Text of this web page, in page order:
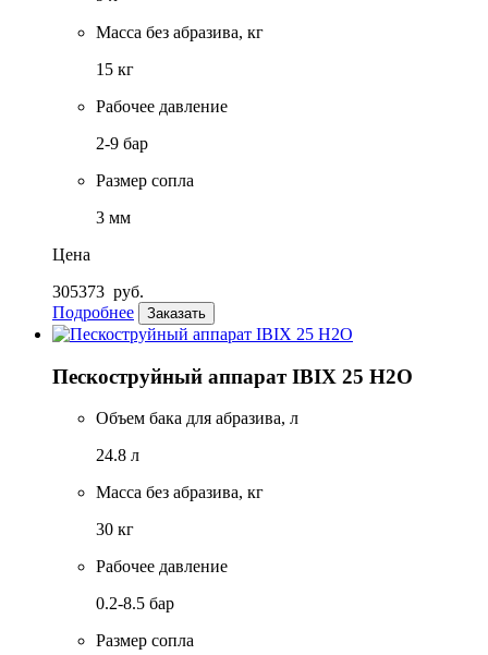
Масса без абразива, кг
15 кг
Рабочее давление
2-9 бар
Размер сопла
3 мм
Цена
305373 руб.
Подробнее
Заказать
Пескоструйный аппарат IBIX 25 H2O
Объем бака для абразива, л
24.8 л
Масса без абразива, кг
30 кг
Рабочее давление
0.2-8.5 бар
Размер сопла